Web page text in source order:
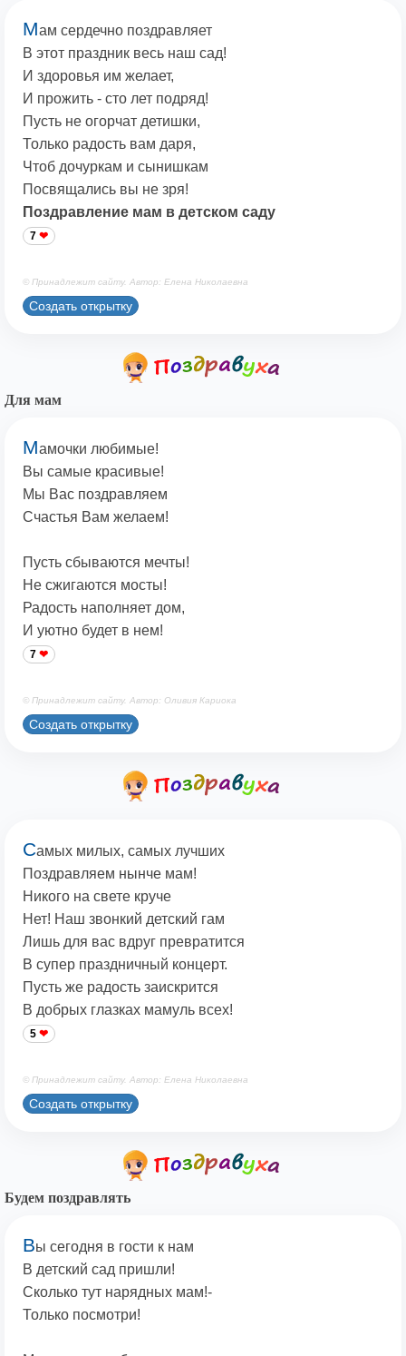
Мам сердечно поздравляет
В этот праздник весь наш сад!
И здоровья им желает,
И прожить - сто лет подряд!
Пусть не огорчат детишки,
Только радость вам даря,
Чтоб дочуркам и сынишкам
Посвящались вы не зря!
Поздравление мам в детском саду
7
© Принадлежит сайту. Автор: Елена Николаевна
Создать открытку
Для мам
Мамочки любимые!
Вы самые красивые!
Мы Вас поздравляем
Счастья Вам желаем!
Пусть сбываются мечты!
Не сжигаются мосты!
Радость наполняет дом,
И уютно будет в нем!
7
© Принадлежит сайту. Автор: Оливия Кариока
Создать открытку
Самых милых, самых лучших
Поздравляем нынче мам!
Никого на свете круче
Нет! Наш звонкий детский гам
Лишь для вас вдруг превратится
В супер праздничный концерт.
Пусть же радость заискрится
В добрых глазках мамуль всех!
5
© Принадлежит сайту. Автор: Елена Николаевна
Создать открытку
Будем поздравлять
Вы сегодня в гости к нам
В детский сад пришли!
Сколько тут нарядных мам!-
Только посмотри!